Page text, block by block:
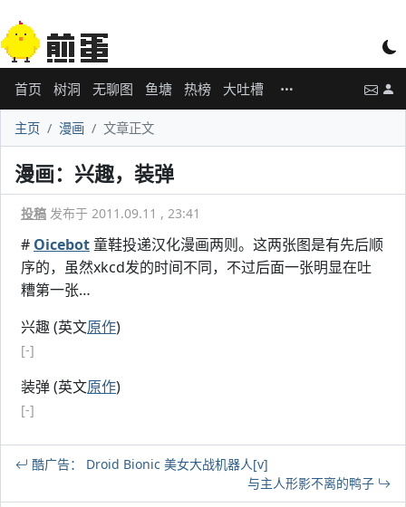
首页 树洞 无聊图 鱼塘 热榜 大吐槽
主页 漫画 文章正文
漫画：兴趣，装弹
投稿 发布于 2011.09.11 , 23:41
# Oicebot童鞋投递汉化漫画两则。这两张图是有先后顺
序的，虽然xkcd发的时间不同，不过后面一张明显在吐
糟第一张…
兴趣 (英文原作)
[-]
装弹 (英文原作)
[-]
酷广告： Droid Bionic 美女大战机器人[v]
与主人形影不离的鸭子